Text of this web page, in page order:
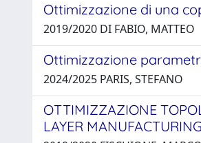
Ottimizzazione di una
2019/2020 DI FABIO, MATTEO
Ottimizzazione
2024/2025 PARIS, STEFANO
OTTIMIZZAZIONE
LAYER